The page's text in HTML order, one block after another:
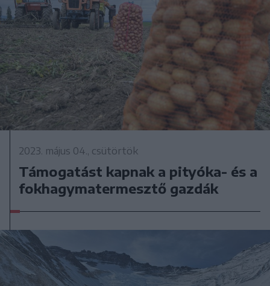
2023. május 04., csütörtök
Támogatást kapnak a pityóka- és a
fokhagymatermesztő gazdák